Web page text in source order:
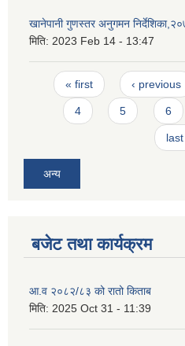
खानेपानी गुणस्तर अनुगमन
मिति: 2023 Feb 14 - 13:47
Pages
« first ‹ previous
4 5 6
अन्य
बजेट तथा कार्यक्रम
आ.व २०८२/८३ को रातो किताब
मिति: 2025 Oct 31 - 11:39